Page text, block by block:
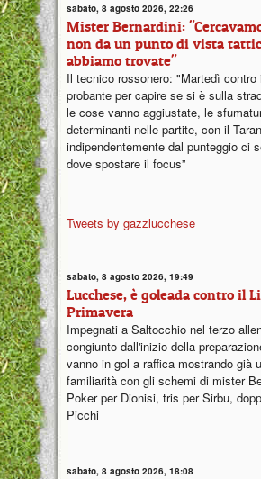
sabato, 8 agosto 2026, 22:26
Mister Bernardini:
non da un punto di vista
abbiamo trovate"
Il tecnico rossonero: "Martedì
probante per capire se si è sulla
le cose vanno aggiustate, le
determinanti nelle partite, con il
indipendentemente dal punteggio ci
dove spostare il focus”
Tweets by gazzlucchese
sabato, 8 agosto 2026, 19:49
Lucchese, è goleada contro il
Primavera
Impegnati a Saltocchio nel terzo
congiunto dall'inizio della
vanno in gol a raffica mostrando già
familiarità con gli schemi di mister
Poker per Dionisi, tris per Sirbu,
Picchi
sabato, 8 agosto 2026, 18:08